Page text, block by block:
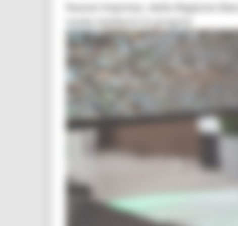
Nuove imprese, dalla Regione
vuole mettersi in proprio